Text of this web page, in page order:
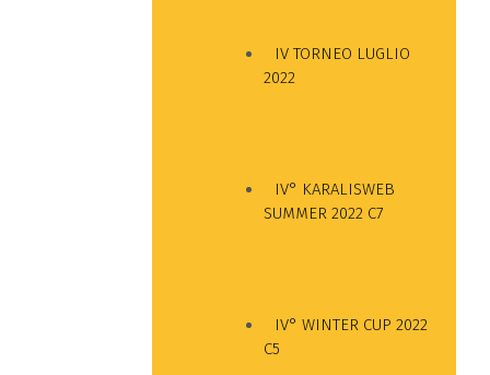
IV TORNEO LUGLIO
2022
IV° KARALISWEB
SUMMER 2022 C7
IV° WINTER CUP 2022
C5